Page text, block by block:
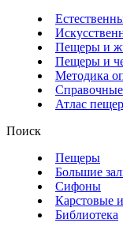
Пещеры и
Пещеры и
Методика
Атлас
Поиск
Пещеры
Большие
Сифоны
Карстовые
Библиотека